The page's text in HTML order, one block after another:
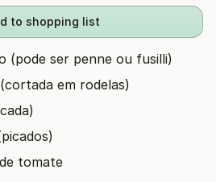
to shopping list
(pode ser penne ou fusilli)
em rodelas)
tomate